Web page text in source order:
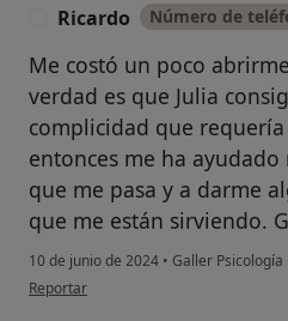
Ricardo Número de
Me costó un poco
verdad es que Julia
complicidad que
entonces me ha
que me pasa y a darme
que me están sirviendo.
10 de junio de 2024 • Galler Psicología
en opinión del usuario Ricardo
Reportar